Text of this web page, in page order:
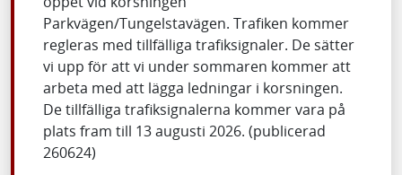
Parkvägen/Tungelstavägen. Trafiken kommer
regleras med tillfälliga trafiksignaler. De sätter
vi upp för att vi under sommaren kommer att
arbeta med att lägga ledningar i korsningen.
De tillfälliga trafiksignalerna kommer vara på
plats fram till 13 augusti 2026. (publicerad
260624)